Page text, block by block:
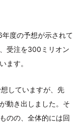
度の予想が示されて
受注を300ミリオン
ます。
していますが、先
動き出しました。そ
のの、全体的には回